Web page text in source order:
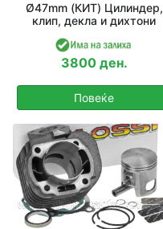
Ø47mm (КИТ) Цилиндер,
клип, декла и дихтони
3800 ден.
Повеќе